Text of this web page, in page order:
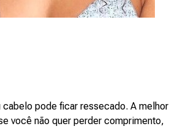
pode ficar ressecado. A melhor
você não quer perder comprimento,